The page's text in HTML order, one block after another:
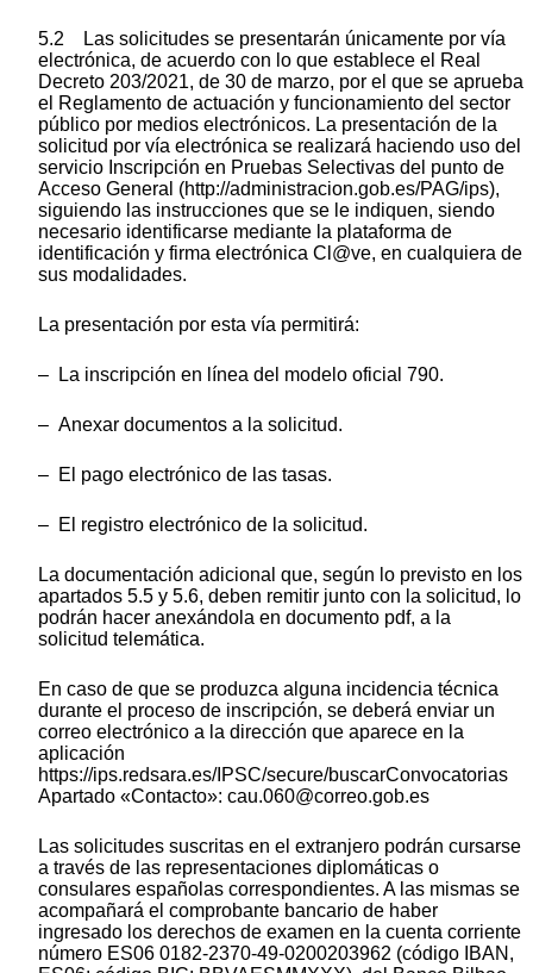
5.2 Las solicitudes se presentarán únicamente por vía
electrónica, de acuerdo con lo que establece el Real
Decreto 203/2021, de 30 de marzo, por el que se aprueba
el Reglamento de actuación y funcionamiento del sector
público por medios electrónicos. La presentación de la
solicitud por vía electrónica se realizará haciendo uso del
servicio Inscripción en Pruebas Selectivas del punto de
Acceso General (http://administracion.gob.es/PAG/ips),
siguiendo las instrucciones que se le indiquen, siendo
necesario identificarse mediante la plataforma de
identificación y firma electrónica Cl@ve, en cualquiera de
sus modalidades.
La presentación por esta vía permitirá:
– La inscripción en línea del modelo oficial 790.
– Anexar documentos a la solicitud.
– El pago electrónico de las tasas.
– El registro electrónico de la solicitud.
La documentación adicional que, según lo previsto en los
apartados 5.5 y 5.6, deben remitir junto con la solicitud, lo
podrán hacer anexándola en documento pdf, a la
solicitud telemática.
En caso de que se produzca alguna incidencia técnica
durante el proceso de inscripción, se deberá enviar un
correo electrónico a la dirección que aparece en la
aplicación
https://ips.redsara.es/IPSC/secure/buscarConvocatorias
Apartado «Contacto»: cau.060@correo.gob.es
Las solicitudes suscritas en el extranjero podrán cursarse
a través de las representaciones diplomáticas o
consulares españolas correspondientes. A las mismas se
acompañará el comprobante bancario de haber
ingresado los derechos de examen en la cuenta corriente
número ES06 0182-2370-49-0200203962 (código IBAN,